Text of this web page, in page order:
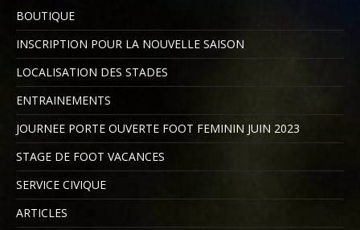
BOUTIQUE
INSCRIPTION POUR LA NOUVELLE SAISON
LOCALISATION DES STADES
ENTRAINEMENTS
JOURNEE PORTE OUVERTE FOOT FEMININ JUIN 2023
STAGE DE FOOT VACANCES
SERVICE CIVIQUE
ARTICLES